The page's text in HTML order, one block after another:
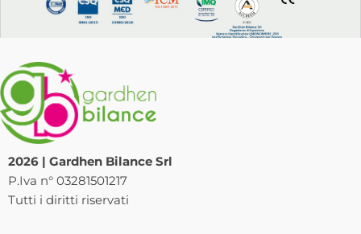
2026 | Gardhen Bilance Srl
P.Iva n° 03281501217
Tutti i diritti riservati